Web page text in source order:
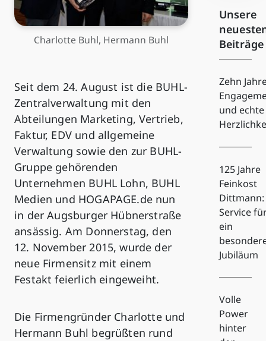
Charlotte Buhl, Hermann Buhl
Seit dem 24. August ist die BUHL-
Zentralverwaltung mit den
Abteilungen Marketing, Vertrieb,
Faktur, EDV und allgemeine
Verwaltung sowie den zur BUHL-
Gruppe gehörenden
Unternehmen BUHL Lohn, BUHL
Medien und HOGAPAGE.de nun
in der Augsburger Hübnerstraße
ansässig. Am Donnerstag, den
12. November 2015, wurde der
neue Firmensitz mit einem
Festakt feierlich eingeweiht.
Die Firmengründer Charlotte und
Hermann Buhl begrüßten rund
Unsere
Beiträge
Zehn
und echte
125 Jahre
Feinkost
Dittmann:
Service
ein
Jubiläum
Volle
Power
hinter